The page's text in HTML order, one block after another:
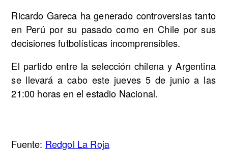
Ricardo Gareca ha generado controversias tanto
en Perú por su pasado como en Chile por sus
decisiones futbolísticas incomprensibles.
El partido entre la selección chilena y Argentina
se llevará a cabo este jueves 5 de junio a las
21:00 horas en el estadio Nacional.
Fuente: Redgol La Roja